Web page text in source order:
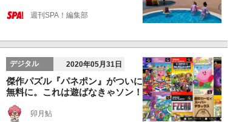
週刊SPA！編集部
デジタル 2020年05月31日
傑作パズル『パネポン』がついに
無料に。これは遊ばなきゃソン！
卯月鮎